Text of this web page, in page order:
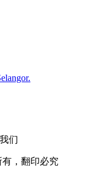
们
有，翻印必究